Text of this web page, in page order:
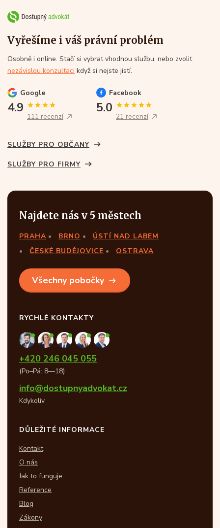
Vyřešíme i váš právní problém
Osobně i online. Stačí si vybrat vhodnou službu, nebo zvolit
nezávislou konzultaci když si nejste jistí.
Google
4.9
111 recenzí
Facebook
5.0
21 recenzí
SLUŽBY PRO OBČANY
SLUŽBY PRO FIRMY
Najdete nás v 5 městech
PRAHA BRNO
ÚSTÍ NAD LABEM
ČESKÉ BUDĚJOVICE
OSTRAVA
Všechny pobočky
RYCHLÉ KONTAKTY
+420 246 045 055
(Po–Pá: 8—18)
info@dostupnyadvokat.cz
Kdykoliv
DŮLEŽITÉ INFORMACE
Kontakt
O nás
Jak to funguje
Reference
Blog
Zákony